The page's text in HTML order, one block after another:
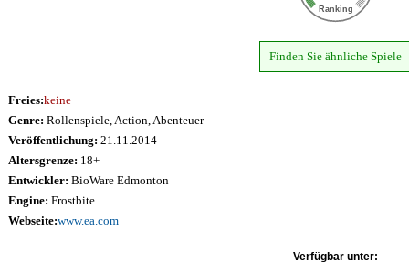
Ranking
Finden Sie ähnliche Spiele
Freies:keine
Genre: Rollenspiele, Action, Abenteuer
Veröffentlichung: 21.11.2014
Altersgrenze: 18+
Entwickler: BioWare Edmonton
Engine: Frostbite
Webseite:www.ea.com
Verfügbar unter: